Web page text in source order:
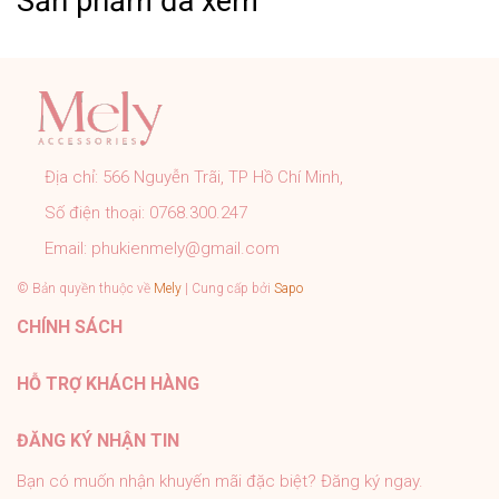
➤ Sản phẩm đúng với mô tả, hình ảnh shop đăng.
➤ Đơn hàng được kiểm tra, đóng gói cẩn thận đúng quy
trình trước khi gửi.
➤ Tất cả sản phẩm của Mely đều có chính sách bảo
➤ Tư vấn nhiệt tình 24/7, hỗ trợ khách tận tình sau bán
hàng.
#phukien #mely #titan #trangsuc
Địa chỉ: 566 Nguyễn Trãi, TP Hồ Chí Minh,
Số điện thoại: 0768.300.247
Email: phukienmely@gmail.com
© Bản quyền thuộc về Mely | Cung cấp bởi Sapo
CHÍNH SÁCH
HỖ TRỢ KHÁCH HÀNG
ĐĂNG KÝ NHẬN TIN
Bạn có muốn nhận khuyến mãi đặc biệt? Đăng ký ngay.